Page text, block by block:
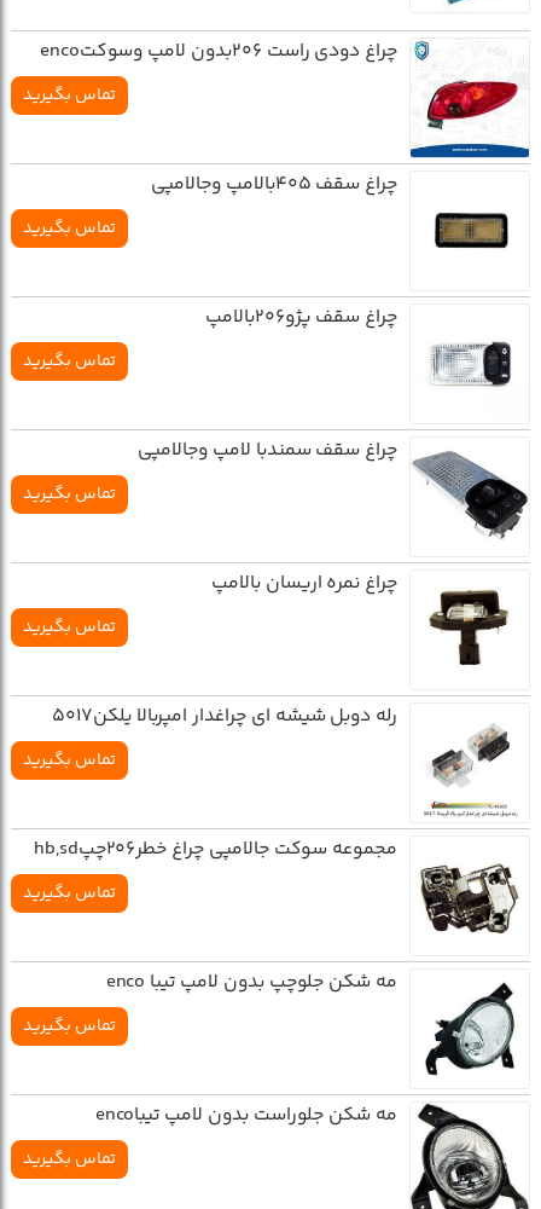
چراغ دودي راست 206بدون لامپ وسوکتenco
تماس بگیرید
چراغ سقف 405بالامپ وجالامپي
تماس بگیرید
چراغ سقف پژو206بالامپ
تماس بگیرید
چراغ سقف سمندبا لامپ وجالامپي
تماس بگیرید
چراغ نمره اريسان بالامپ
تماس بگیرید
رله دوبل شیشه ای چراغدار امپربالا یلکن5017
تماس بگیرید
مجموعه سوکت جالامپي چراغ خطر206چپhb,sd
تماس بگیرید
مه شکن جلوچپ بدون لامپ تيبا enco
تماس بگیرید
مه شکن جلوراست بدون لامپ تيباenco
تماس بگیرید